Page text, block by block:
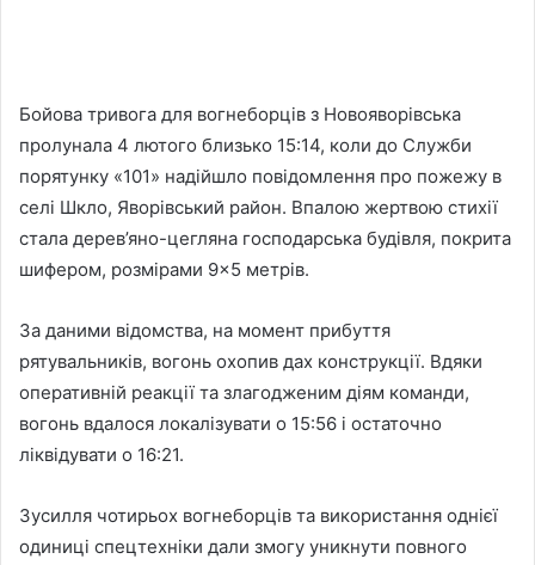
Бойова тривога для вогнеборців з Новояворівська
пролунала 4 лютого близько 15:14, коли до Служби
порятунку «101» надійшло повідомлення про пожежу в
селі Шкло, Яворівський район. Впалою жертвою стихії
стала дерев’яно-цегляна господарська будівля, покрита
шифером, розмірами 9×5 метрів.
За даними відомства, на момент прибуття
рятувальників, вогонь охопив дах конструкції. Вдяки
оперативній реакції та злагодженим діям команди,
вогонь вдалося локалізувати о 15:56 і остаточно
ліквідувати о 16:21.
Зусилля чотирьох вогнеборців та використання однієї
одиниці спецтехніки дали змогу уникнути повного